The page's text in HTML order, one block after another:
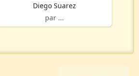
Diego Suarez
par ...